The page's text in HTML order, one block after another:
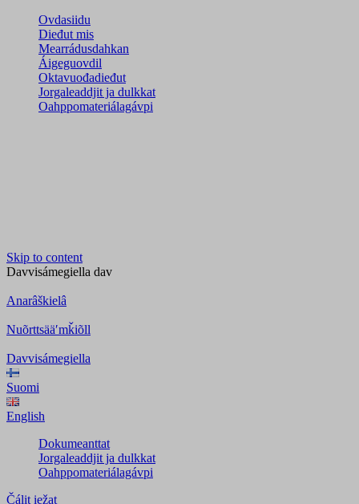
Ovdasiidu
Dieđut mis
Mearrádusdahkan
Áigeguovdil
Oktavuođadieđut
Jorgaleaddjit ja dulkkat
Oahppomateriálagávpi
Skip to content
Davvisámegiella dav
Anarâškielâ
Nuõrttsääʹmǩiõll
Davvisámegiella
Suomi
English
Dokumeanttat
Jorgaleaddjit ja dulkkat
Oahppomateriálagávpi
Čálit iežat